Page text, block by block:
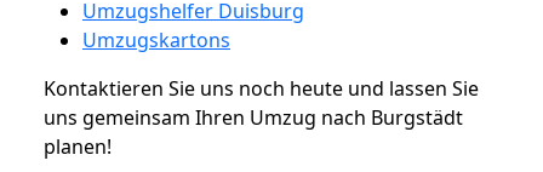
Umzugshelfer Duisburg
Umzugskartons
Kontaktieren Sie uns noch heute und lassen Sie
uns gemeinsam Ihren Umzug nach Burgstädt
planen!